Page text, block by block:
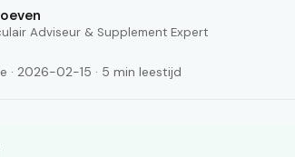
Adviseur & Supplement Expert
· 2026-02-15 · 5 min leestijd